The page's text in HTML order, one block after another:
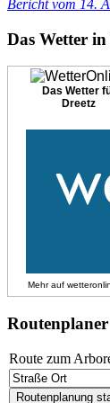
Bericht vom 14.
Das Wetter in
Das Wetter
Dreetz
Mehr auf
Routenplaner
Route zum